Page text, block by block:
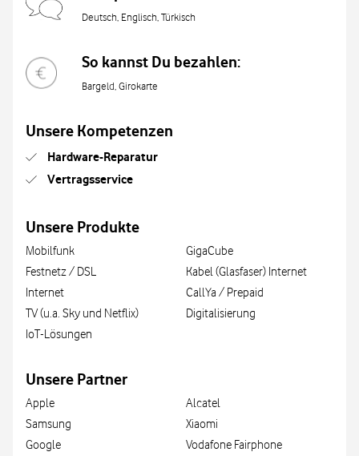
Deutsch, Englisch, Türkisch
So kannst Du bezahlen:
Bargeld, Girokarte
Unsere Kompetenzen
Hardware-Reparatur
Vertragsservice
Unsere Produkte
Mobilfunk
Festnetz / DSL
Internet
TV (u.a. Sky und Netflix)
IoT-Lösungen
GigaCube
Kabel (Glasfaser) Internet
CallYa / Prepaid
Digitalisierung
Unsere Partner
Apple
Samsung
Google
Alcatel
Xiaomi
Vodafone Fairphone